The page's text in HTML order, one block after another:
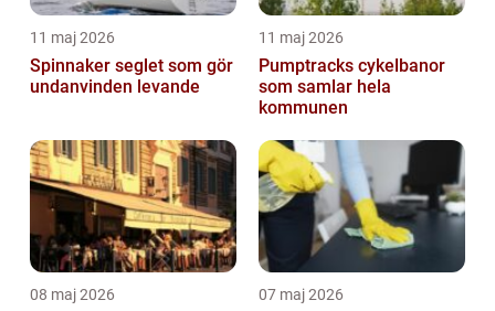
11 maj 2026
Spinnaker seglet som gör
undanvinden levande
11 maj 2026
Pumptracks cykelbanor
som samlar hela
kommunen
08 maj 2026 07 maj 2026